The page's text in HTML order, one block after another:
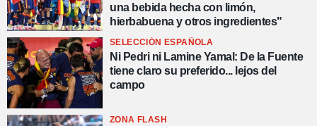
una bebida hecha con limón,
hierbabuena y otros ingredientes"
SELECCIÓN ESPAÑOLA
Ni Pedri ni Lamine Yamal: De la Fuente
tiene claro su preferido... lejos del
campo
ZONA FLASH